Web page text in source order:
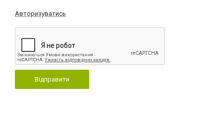
Авторизуватись
Відправити